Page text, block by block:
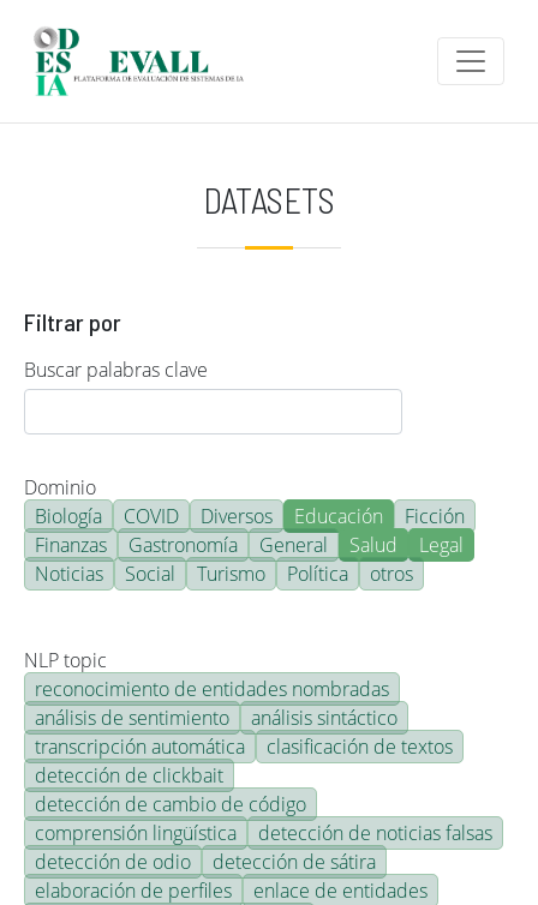
DATASETS
Filtrar por
Buscar palabras clave
Dominio
Biología
COVID Diversos Educación
Ficción
Finanzas
Gastronomía General Salud
Legal
Noticias
Social Turismo Política otros
NLP topic
reconocimiento de entidades nombradas
análisis de sentimiento
análisis sintáctico
transcripción automática
clasificación de textos
detección de clickbait
detección de cambio de código
comprensión lingüística
detección de noticias falsas
detección de odio
detección de sátira
elaboración de perfiles
enlace de entidades